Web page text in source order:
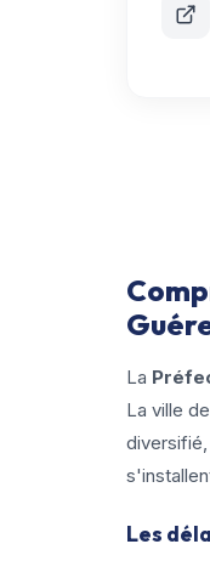
La
La ville
Les